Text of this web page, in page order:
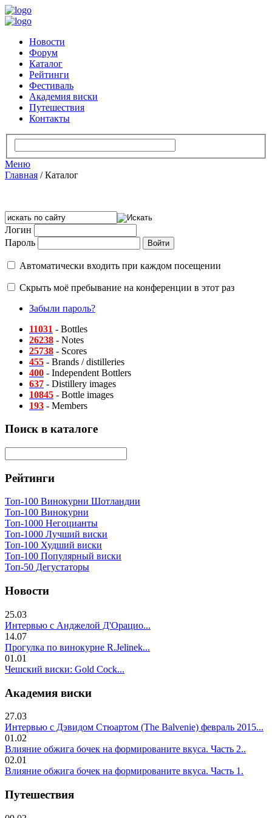
Новости
Форум
Каталог
Рейтинги
Фестиваль
Академия виски
Путешествия
Контакты
Меню
Главная /Каталог
Логин
Пароль
Автоматически входить при каждом посещении
Скрыть моё пребывание на конференции в этот раз
Забыли пароль?
11031 - Bottles
26238 - Notes
25738 - Scores
455 - Brands / distilleries
400 - Independent Bottlers
637 - Distillery images
10845 - Bottle images
193 - Members
Поиск в каталоге
Рейтинги
Топ-100 Винокурни Шотландии
Топ-100 Винокурни
Топ-1000 Негоцианты
Топ-1000 Лучший виски
Топ-100 Худший виски
Топ-100 Популярный виски
Топ-50 Дегустаторы
Новости
25.03
Интервью с Анджелой Д'Орацио...
14.07
Прогулка по винокурне R.Jelinek...
01.01
Чешский виски: Gold Cock...
Академия виски
27.03
Интервью с Дэвидом Стюартом (The Balvenie) февраль 2015...
01.02
Влияние обжига бочек на формированите вкуса. Часть 2..
02.01
Влияние обжига бочек на формированите вкуса. Часть 1.
Путешествия